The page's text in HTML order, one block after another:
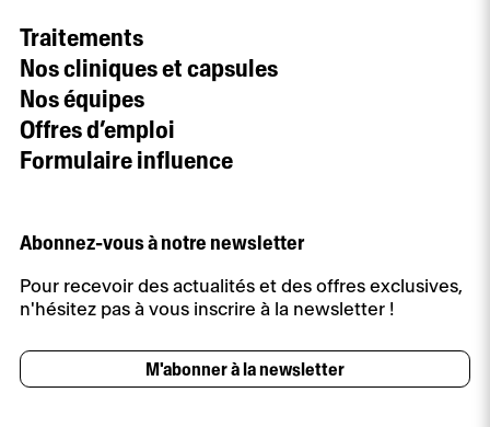
Traitements
Nos cliniques et capsules
Nos équipes
Offres d’emploi
Formulaire influence
Abonnez-vous à notre newsletter
Pour recevoir des actualités et des offres exclusives,
n'hésitez pas à vous inscrire à la newsletter !
M'abonner à la newsletter